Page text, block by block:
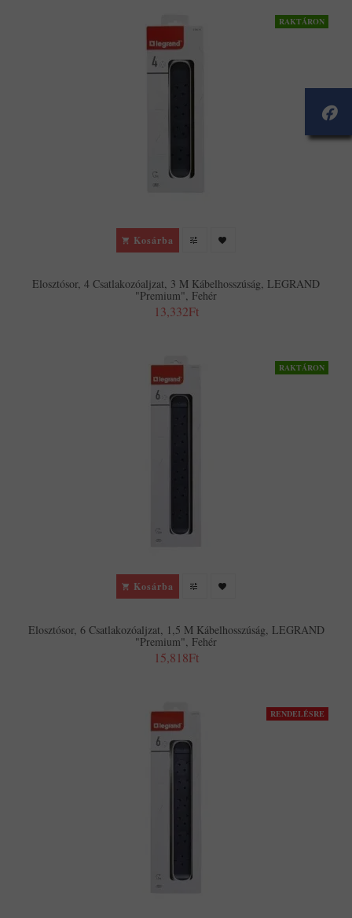
RAKTÁRON
Kosárba
Elosztósor, 4 Csatlakozóaljzat, 3 M Kábelhosszúság, LEGRAND
"Premium", Fehér
13,332Ft
RAKTÁRON
Kosárba
Elosztósor, 6 Csatlakozóaljzat, 1,5 M Kábelhosszúság, LEGRAND
"Premium", Fehér
15,818Ft
RENDELÉSRE